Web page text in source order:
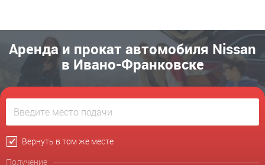
Аренда и прокат автомобиля Nissan
в Ивано-Франковске
Вернуть в том же месте
Получение